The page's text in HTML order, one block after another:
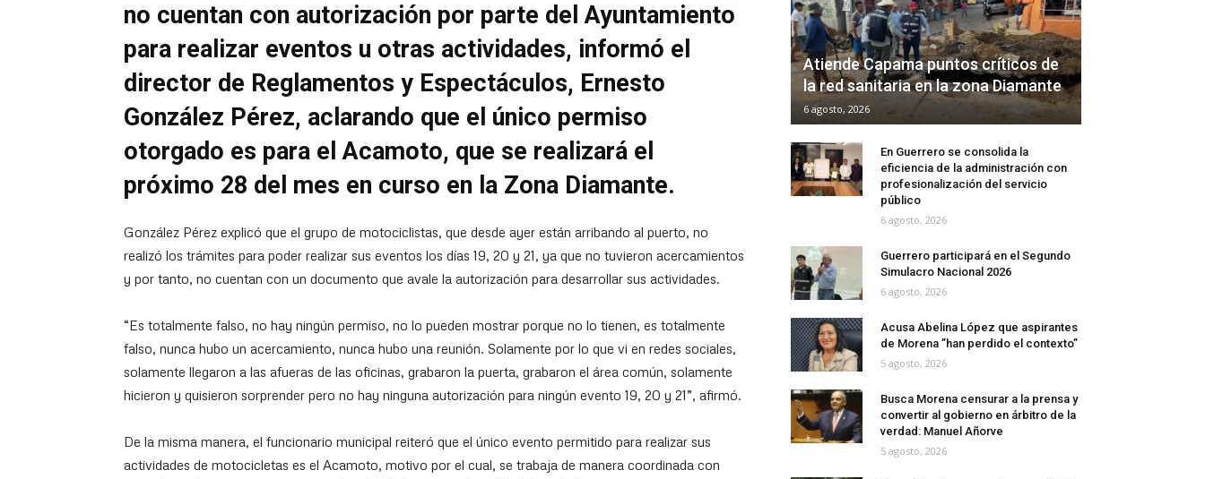
no cuentan con autorización por parte del Ayuntamiento
para realizar eventos u otras actividades, informó el
director de Reglamentos y Espectáculos, Ernesto
González Pérez, aclarando que el único permiso
otorgado es para el Acamoto, que se realizará el
próximo 28 del mes en curso en la Zona Diamante.
González Pérez explicó que el grupo de motociclistas, que desde ayer están arribando al puerto, no
realizó los trámites para poder realizar sus eventos los días 19, 20 y 21, ya que no tuvieron acercamientos
y por tanto, no cuentan con un documento que avale la autorización para desarrollar sus actividades.
“Es totalmente falso, no hay ningún permiso, no lo pueden mostrar porque no lo tienen, es totalmente
falso, nunca hubo un acercamiento, nunca hubo una reunión. Solamente por lo que vi en redes sociales,
solamente llegaron a las afueras de las oficinas, grabaron la puerta, grabaron el área común, solamente
hicieron y quisieron sorprender pero no hay ninguna autorización para ningún evento 19, 20 y 21”, afirmó.
De la misma manera, el funcionario municipal reiteró que el único evento permitido para realizar sus
actividades de motocicletas es el Acamoto, motivo por el cual, se trabaja de manera coordinada con
Atiende Capama puntos críticos de
la red sanitaria en la zona Diamante
6 agosto, 2026
En Guerrero se consolida la
eficiencia de la administración con
profesionalización del servicio
público
6 agosto, 2026
Guerrero participará en el Segundo
Simulacro Nacional 2026
6 agosto, 2026
Acusa Abelina López que aspirantes
de Morena ”han perdido el contexto”
5 agosto, 2026
Busca Morena censurar a la prensa y
convertir al gobierno en árbitro de la
verdad: Manuel Añorve
5 agosto, 2026